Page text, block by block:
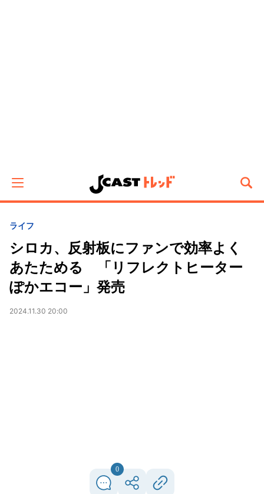
ライフ
シロカ、反射板にファンで効率よく
あたためる 「リフレクトヒーター
ぽかエコー」発売
2024.11.30 20:00
0